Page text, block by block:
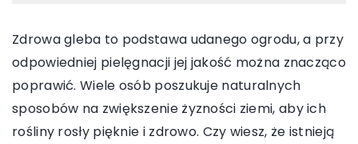
Zdrowa gleba to podstawa udanego ogrodu, a przy
odpowiedniej pielęgnacji jej jakość można znacząco
poprawić. Wiele osób poszukuje naturalnych
sposobów na zwiększenie żyzności ziemi, aby ich
rośliny rosły pięknie i zdrowo. Czy wiesz, że istnieją